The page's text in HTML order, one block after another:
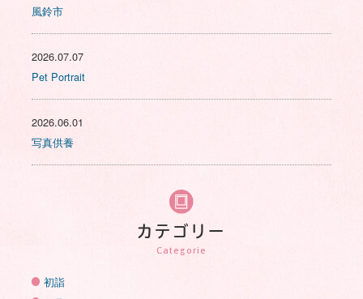
風鈴市
2026.07.07
Pet Portrait
2026.06.01
写真供養
カテゴリー
Categorie
初詣